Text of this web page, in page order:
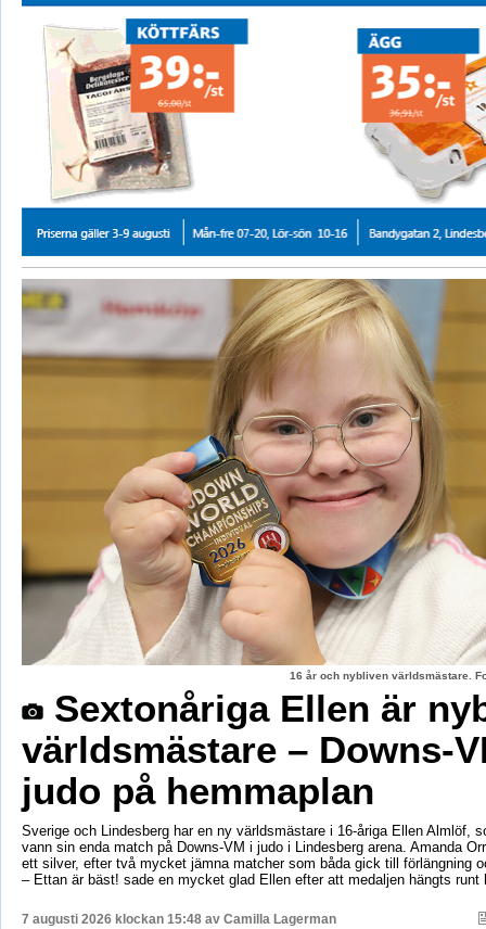
16 år och nybliven världsmästare.
Sextonåriga Ellen är
världsmästare – Downs-
judo på hemmaplan
Sverige och Lindesberg har en ny världsmästare i 16-åriga Ellen Almlöf,
vann sin enda match på Downs-VM i judo i Lindesberg arena. Amanda
ett silver, efter två mycket jämna matcher som båda gick till förlängning
– Ettan är bäst! sade en mycket glad Ellen efter att medaljen hängts runt
7 augusti 2026 klockan 15:48 av Camilla Lagerman